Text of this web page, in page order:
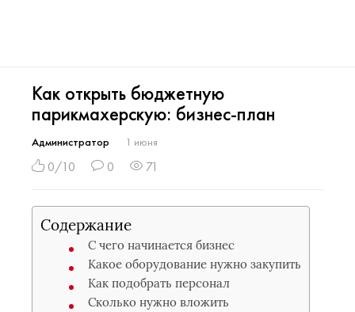
Как открыть бюджетную
парикмахерскую: бизнес-план
Администратор 1 июня
0/10 0 71
Содержание
С чего начинается бизнес
Какое оборудование нужно закупить
Как подобрать персонал
Сколько нужно вложить